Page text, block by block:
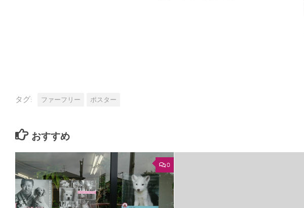
タグ: ファーフリー ポスター
おすすめ
0